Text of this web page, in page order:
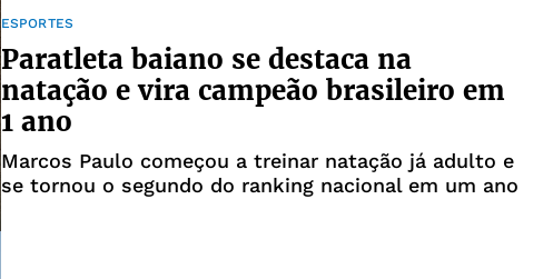
ESPORTES
Paratleta baiano se destaca na
natação e vira campeão brasileiro em
1 ano
Marcos Paulo começou a treinar natação já adulto e
se tornou o segundo do ranking nacional em um ano